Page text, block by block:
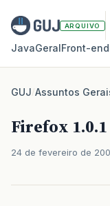
ARQUIVO
JavaGeralFront‑end
GUJ/Assuntos
Firefox 1.0.1
24 de fevereiro de